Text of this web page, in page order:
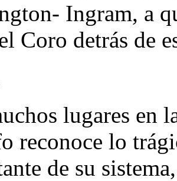
Ingram, a
Coro detrás de
lugares en
reconoce lo
de su